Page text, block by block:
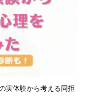
実体験から考える同拒